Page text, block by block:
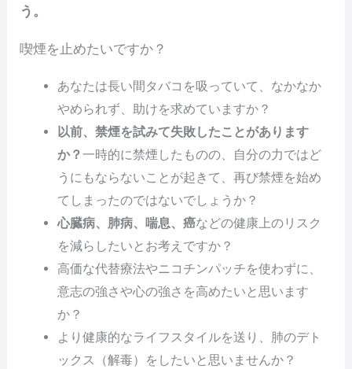
う。
喫煙を止めたいですか？
あなたは長い間タバコを吸っていて、なかなか
やめられず、助けを求めていますか？
以前、禁煙を試みて失敗したことがあります
か？一時的に禁煙したものの、自分の力ではど
うにもならないことが起きて、再び禁煙を始め
てしまったのではないでしょうか？
心臓病、肺病、喘息、癌などの健康上のリスク
を減らしたいとお考えですか？
高価な代替療法やニコチンパッチを使わずに、
意志の強さや心の強さを高めたいと思います
か？
より健康的なライフスタイルを送り、肺のデト
ックス（解毒）をしたいと思いませんか？